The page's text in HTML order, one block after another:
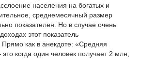
населения на богатых и
среднемесячный размер
показателен. Но в случае очень
этот показатель
как в анекдоте: «Средняя
когда один человек получает 2 млн,